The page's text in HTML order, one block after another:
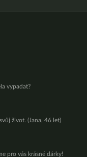
vypadat?
život. (Jana, 46 let)
pro vás krásné dárky!